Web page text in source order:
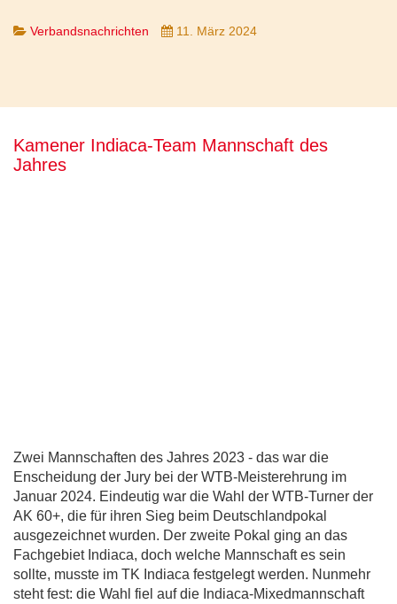
Verbandsnachrichten 11. März 2024
Kamener Indiaca-Team Mannschaft des
Jahres
Zwei Mannschaften des Jahres 2023 - das war die
Enscheidung der Jury bei der WTB-Meisterehrung im
Januar 2024. Eindeutig war die Wahl der WTB-Turner der
AK 60+, die für ihren Sieg beim Deutschlandpokal
ausgezeichnet wurden. Der zweite Pokal ging an das
Fachgebiet Indiaca, doch welche Mannschaft es sein
sollte, musste im TK Indiaca festgelegt werden. Nunmehr
steht fest: die Wahl fiel auf die Indiaca-Mixedmannschaft